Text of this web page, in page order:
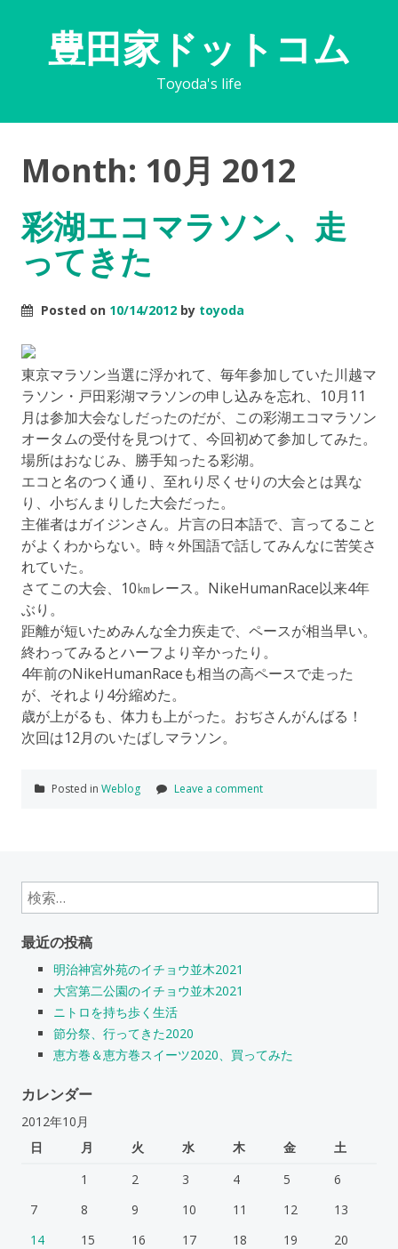
豊田家ドットコム
Toyoda's life
Month: 10月 2012
彩湖エコマラソン、走
ってきた
Posted on 10/14/2012 by toyoda
東京マラソン当選に浮かれて、毎年参加していた川越マ
ラソン・戸田彩湖マラソンの申し込みを忘れ、10月11
月は参加大会なしだったのだが、この彩湖エコマラソン
オータムの受付を見つけて、今回初めて参加してみた。
場所はおなじみ、勝手知ったる彩湖。
エコと名のつく通り、至れり尽くせりの大会とは異な
り、小ぢんまりした大会だった。
主催者はガイジンさん。片言の日本語で、言ってること
がよくわからない。時々外国語で話してみんなに苦笑さ
れていた。
さてこの大会、10㎞レース。NikeHumanRace以来4年
ぶり。
距離が短いためみんな全力疾走で、ペースが相当早い。
終わってみるとハーフより辛かったり。
4年前のNikeHumanRaceも相当の高ペースで走った
が、それより4分縮めた。
歳が上がるも、体力も上がった。おぢさんがんばる！
次回は12月のいたばしマラソン。
Posted in Weblog Leave a comment
検
索:
最近の投稿
明治神宮外苑のイチョウ並木2021
大宮第二公園のイチョウ並木2021
ニトロを持ち歩く生活
節分祭、行ってきた2020
恵方巻＆恵方巻スイーツ2020、買ってみた
カレンダー
2012年10月
日
月 火 水 木 金
土
1
2 3 4 5
6
7
8 9 10 11 12
13
14
15 16 17 18 19
20